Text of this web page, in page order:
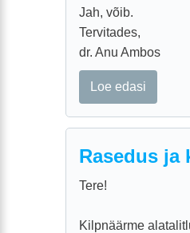
Jah, võib.
Tervitades,
dr. Anu Ambos
Loe edasi
Rasedus ja
Tere!
Kilpnäärme